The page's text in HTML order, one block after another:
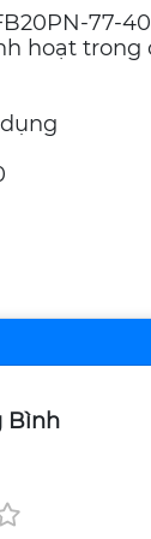
77-
hoạt trong
Bình